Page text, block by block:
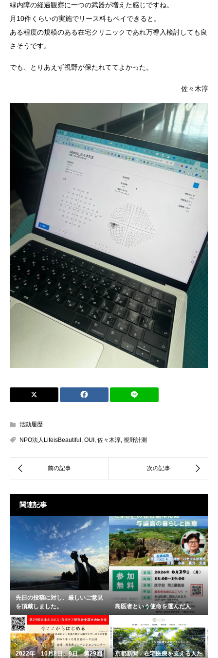
緑内障の経過観察に一つの武器が増えた感じですね。
月10件くらいの実施でリース料もペイできると。
ある程度の規模のある在宅クリニックであれ万導入検討しても良
さそうです。
でも、とりあえず視野が保たれててよかった。
佐々木淳
活動履歴
NPO法人LifeisBeautiful OUI 佐々木淳 視野計測
関連記事
先日の投稿に対し、厳しいご意見
を頂戴しました。
島医者という使命を選んだ人
2022年 10月8日、9日 第29回
京都新聞 在宅医療を支える人た